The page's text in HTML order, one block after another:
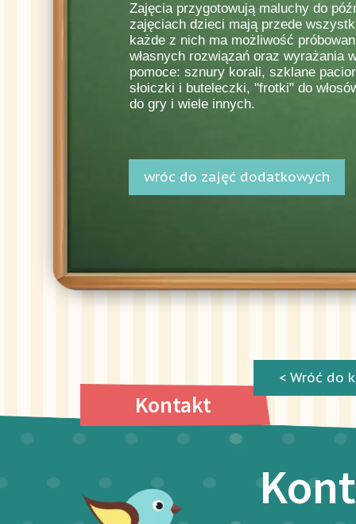
< Wróć do
Kontakt
wróc do zajęć dodatkowych
Zajęcia przygotowują maluchy do
zajęciach dzieci mają przede
każde z nich ma możliwość
własnych rozwiązań oraz wyrażania
pomoce: sznury korali, szklane
słoiczki i buteleczki, "frotki" do
do gry i wiele innych.